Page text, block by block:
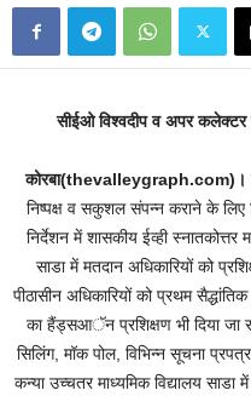
सीईओ विश्वदीप व अपर कलेक्टर
कोरबा(thevalleygraph.com)।
निष्पक्ष व सकुशल संपन्न कराने के लिए
निर्देशन में शासकीय ईव्ही स्नातकोत्तर
साडा में मतदान अधिकारियों को
पीठासीन अधिकारियों को प्रथम
का हैंड्सआॅन प्रशिक्षण भी दिया जा
सिलिंग, मॉक पोल, विभिन्न सूचना
कन्या उच्चतर माध्यमिक विद्यालय साडा